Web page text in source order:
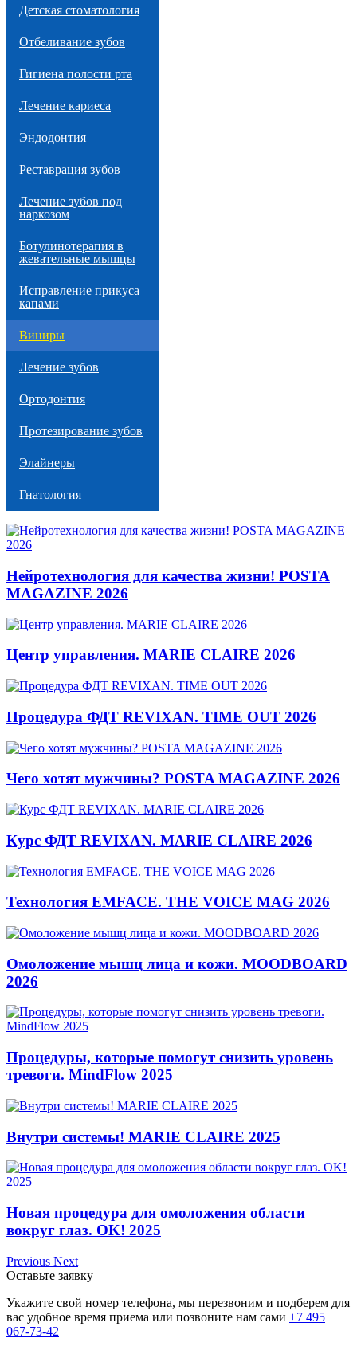
Детская стоматология
Отбеливание зубов
Гигиена полости рта
Лечение кариеса
Эндодонтия
Реставрация зубов
Лечение зубов под
наркозом
Ботулинотерапия в
жевательные мышцы
Исправление прикуса
капами
Виниры
Лечение зубов
Ортодонтия
Протезирование зубов
Элайнеры
Гнатология
Нейротехнология для качества жизни! POSTA
MAGAZINE 2026
Центр управления. MARIE CLAIRE 2026
Процедура ФДТ REVIXAN. TIME OUT 2026
Чего хотят мужчины? POSTA MAGAZINE 2026
Курс ФДТ REVIXAN. MARIE CLAIRE 2026
Технология EMFACE. THE VOICE MAG 2026
Омоложение мышц лица и кожи. MOODBOARD
2026
Процедуры, которые помогут снизить уровень
тревоги. MindFlow 2025
Внутри системы! MARIE CLAIRE 2025
Новая процедура для омоложения области
вокруг глаз. OK! 2025
Previous Next
Оставьте заявку
Укажите свой номер телефона, мы перезвоним и подберем для
вас удобное время приема или позвоните нам сами +7 495
067-73-42